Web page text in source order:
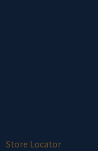
Store Locator